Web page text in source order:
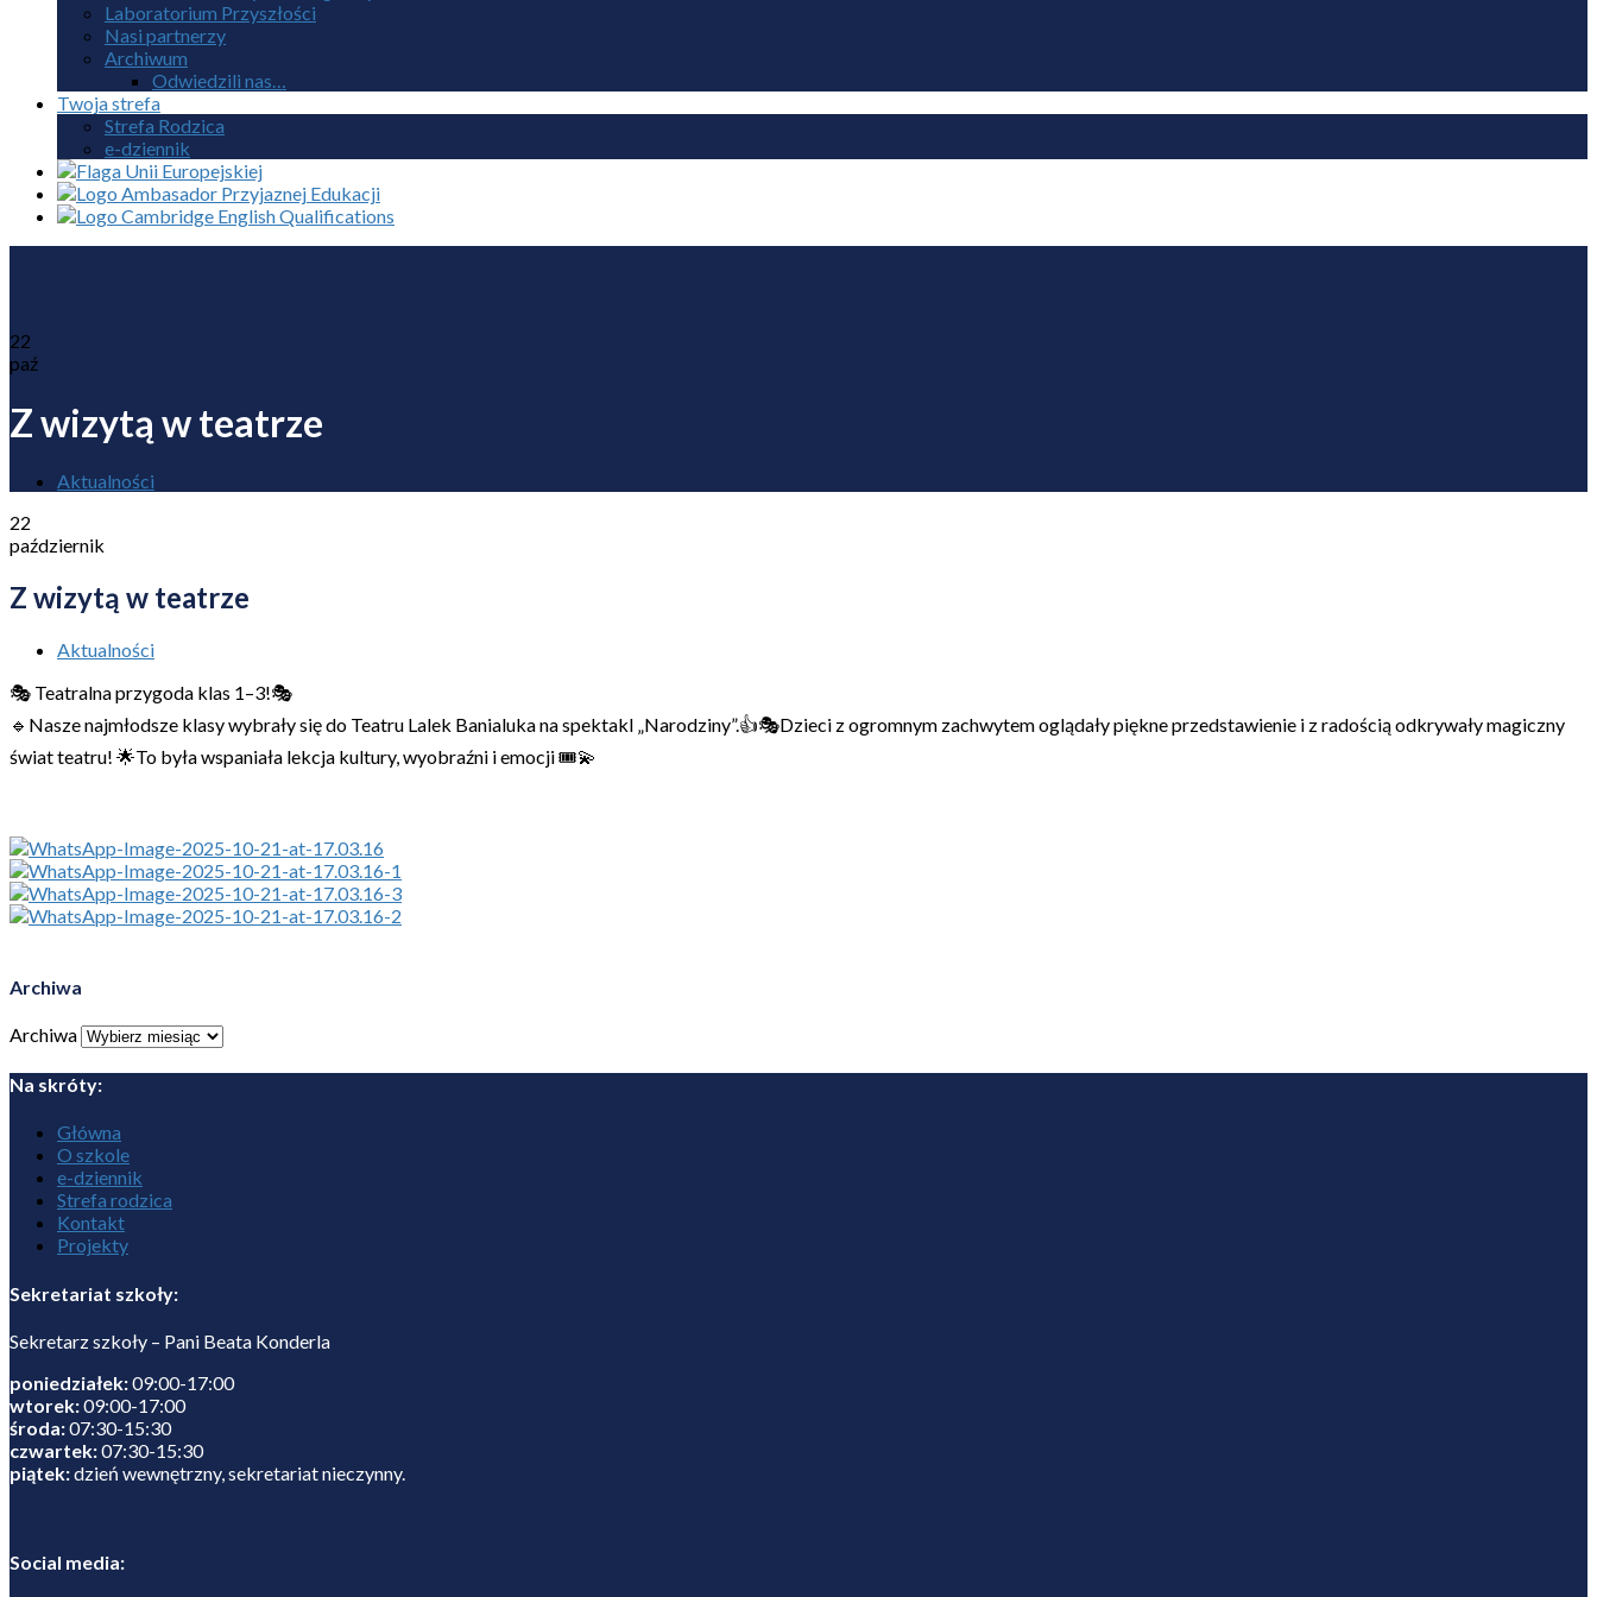
Laboratorium Przyszłości
Nasi partnerzy
Archiwum
Odwiedzili nas…
Twoja strefa
Strefa Rodzica
e-dziennik
22
paź
Z wizytą w teatrze
Aktualności
22
październik
Z wizytą w teatrze
Aktualności
🎭 Teatralna przygoda klas 1–3!🎭
🔹Nasze najmłodsze klasy wybrały się do Teatru Lalek Banialuka na spektakl „Narodziny”.👍🎭Dzieci z ogromnym zachwytem oglądały piękne przedstawienie i z radością odkrywały magiczny
świat teatru! 🌟To była wspaniała lekcja kultury, wyobraźni i emocji 🎟️💫
Archiwa
Archiwa
Na skróty:
Główna
O szkole
e-dziennik
Strefa rodzica
Kontakt
Projekty
Sekretariat szkoły:
Sekretarz szkoły – Pani Beata Konderla
poniedziałek:09:00-17:00
wtorek:09:00-17:00
środa:07:30-15:30
czwartek:07:30-15:30
piątek:dzień wewnętrzny, sekretariat nieczynny.
Social media: